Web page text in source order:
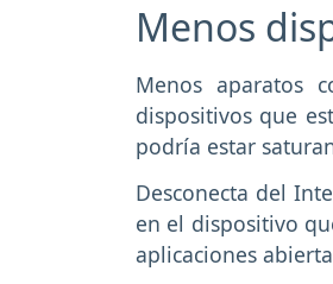
Menos
Menos aparatos
dispositivos que
podría estar
Desconecta del
en el dispositivo
aplicaciones